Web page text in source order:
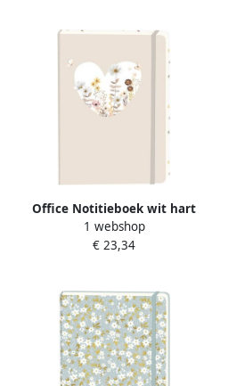
Office Notitieboek wit hart
A5 lijn 92 pagina's softcover
beige
1 webshop
€ 23,34